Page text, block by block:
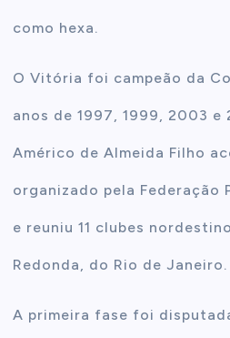
como hexa.
O Vitória foi campeão da
anos de 1997, 1999, 2003 e
Américo de Almeida Filho
organizado pela Federação
e reuniu 11 clubes
Redonda, do Rio de Janeiro.
A primeira fase foi